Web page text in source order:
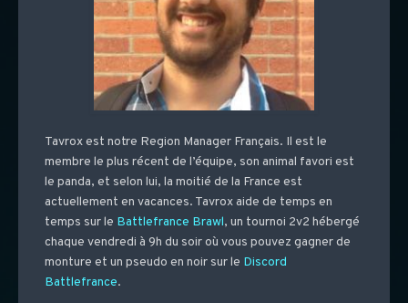
Tavrox est notre Region Manager Français. Il est le
membre le plus récent de l’équipe, son animal favori est
le panda, et selon lui, la moitié de la France est
actuellement en vacances. Tavrox aide de temps en
temps sur le Battlefrance Brawl, un tournoi 2v2 hébergé
chaque vendredi à 9h du soir où vous pouvez gagner de
monture et un pseudo en noir sur le Discord
Battlefrance.